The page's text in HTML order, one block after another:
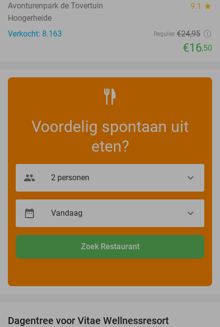
Avonturenpark de Tovertuin 9.1 star
Hoogerheide
Verkocht: 8.163
Regulier €24,95
€16,50
Voordelig spontaan uit
eten?
Zoek Restaurant
Dagentree voor Vitae Wellnessresort